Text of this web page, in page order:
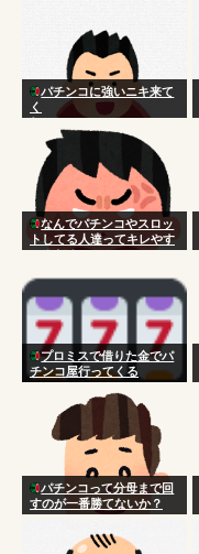
パチンコに強いニキ来て
く
れ！！！！！！！！！！！
！！！！！！！！！！
なんでパチンコやスロッ
トしてる人達ってキレやす
いんだろ
プロミスで借りた金でパ
チンコ屋行ってくる
パチンコって分母まで回
すのが一番勝てないか？